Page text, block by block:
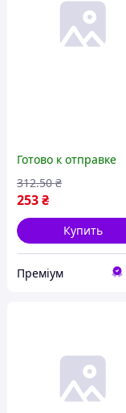
Готово к отправке
253 ₴
312.50 ₴
Купить
Преміум